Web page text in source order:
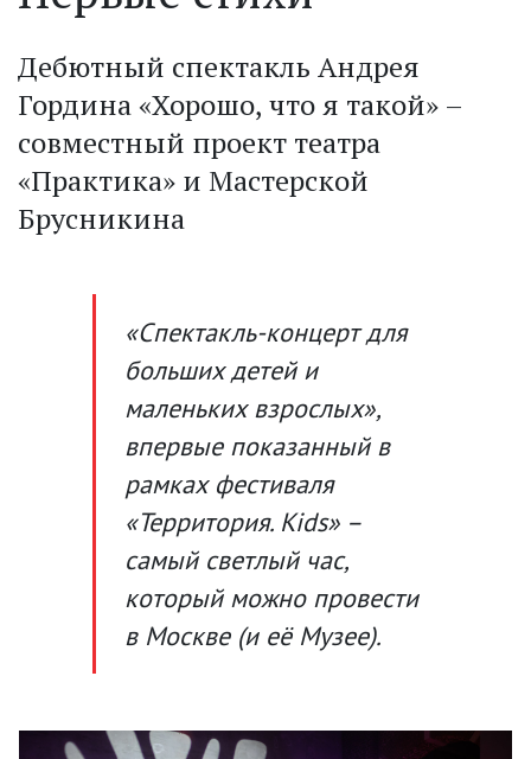
Дебютный спектакль Андрея
Гордина «Хорошо, что я такой» –
совместный проект театра
«Практика» и Мастерской
Брусникина
«Спектакль-концерт для
больших детей и
маленьких взрослых»,
впервые показанный в
рамках фестиваля
«Территория. Kids» –
самый светлый час,
который можно провести
в Москве (и её Музее).